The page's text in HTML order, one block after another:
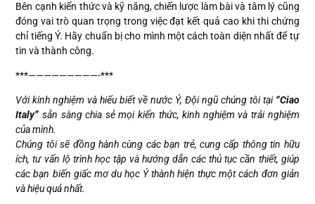
Bên cạnh kiến thức và kỹ năng, chiến lược làm bài và tâm lý cũng
đóng vai trò quan trọng trong việc đạt kết quả cao khi thi chứng
chỉ tiếng Ý. Hãy chuẩn bị cho mình một cách toàn diện nhất để tự
tin và thành công.
***—————————-***
Với kinh nghiệm và hiểu biết về nước Ý, Đội ngũ chúng tôi tại “Ciao
Italy” sẵn sàng chia sẻ mọi kiến thức, kinh nghiệm và trải nghiệm
của mình.
Chúng tôi sẽ đồng hành cùng các bạn trẻ, cung cấp thông tin hữu
ích, tư vấn lộ trình học tập và hướng dẫn các thủ tục cần thiết, giúp
các bạn biến giấc mơ du học Ý thành hiện thực một cách đơn giản
và hiệu quả nhất.